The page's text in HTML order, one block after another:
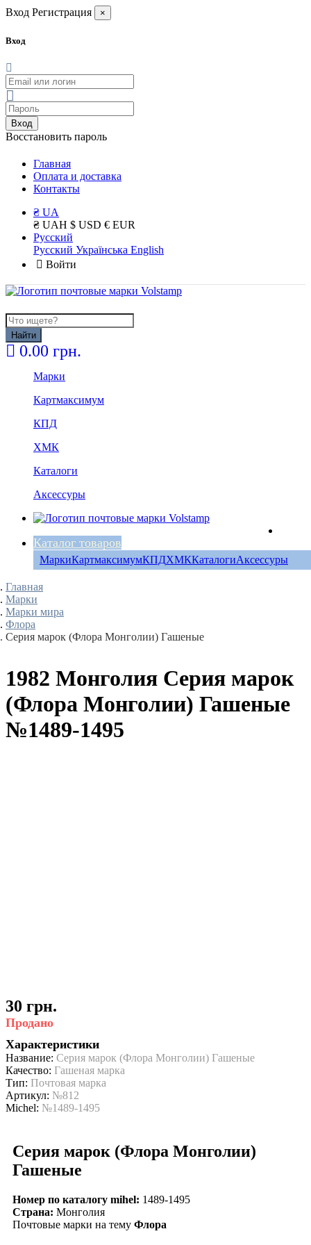
Вход Регистрация ×
Вход
Вход
Восстановить пароль
Главная
Оплата и доставка
Контакты
₴ UA
₴ UAH $ USD € EUR
Русский
Русский Українська English
Войти
Найти
0.00 грн.
Марки
Картмаксимум
КПД
ХМК
Каталоги
Аксессуры
Каталог товаров
МаркиКартмаксимумКПДХМККаталогиАксессуры
Главная
Марки
Марки мира
Флора
Серия марок (Флора Монголии) Гашеные
1982 Монголия Серия марок
(Флора Монголии) Гашеные
№1489-1495
30 грн.
Продано
Характеристики
Название: Серия марок (Флора Монголии) Гашеные
Качество: Гашеная марка
Тип: Почтовая марка
Артикул: №812
Michel: №1489-1495
Серия марок (Флора Монголии)
Гашеные
Номер по каталогу mihel: 1489-1495
Страна: Монголия
Почтовые марки на тему Флора